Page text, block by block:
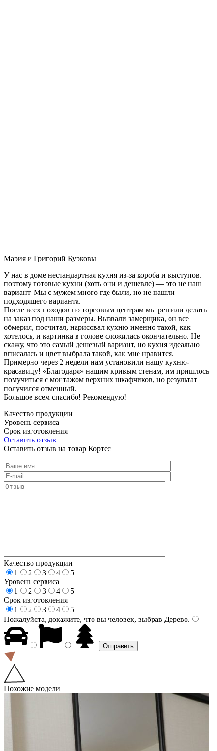
Мария и Григорий Бурковы
У нас в доме нестандартная кухня из-за короба и выступов,
поэтому готовые кухни (хоть они и дешевле) — это не наш
вариант. Мы с мужем много где были, но не нашли
подходящего варианта.
После всех походов по торговым центрам мы решили делать
на заказ под наши размеры. Вызвали замерщика, он все
обмерил, посчитал, нарисовал кухню именно такой, как
хотелось, и картинка в голове сложилась окончательно. Не
скажу, что это самый дешевый вариант, но кухня идеально
вписалась и цвет выбрала такой, как мне нравится.
Примерно через 2 недели нам установили нашу кухню-
красавицу! «Благодаря» нашим кривым стенам, им пришлось
помучиться с монтажом верхних шкафчиков, но результат
получился отменный.
Большое всем спасибо! Рекомендую!
Качество продукции
Уровень сервиса
Срок изготовления
Оставить отзыв
Оставить отзыв на товар Кортес
Качество продукции
1
2 3 4
5
Уровень сервиса
1
2 3 4
5
Срок изготовления
1
2 3 4
5
Пожалуйста, докажите, что вы человек, выбрав Дерево.
Похожие модели